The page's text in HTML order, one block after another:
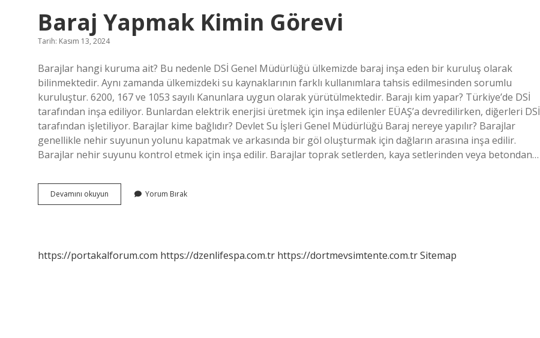
Baraj Yapmak Kimin Görevi
Tarih: Kasım 13, 2024
Barajlar hangi kuruma ait? Bu nedenle DSİ Genel Müdürlüğü ülkemizde baraj inşa eden bir kuruluş olarak
bilinmektedir. Aynı zamanda ülkemizdeki su kaynaklarının farklı kullanımlara tahsis edilmesinden sorumlu
kuruluştur. 6200, 167 ve 1053 sayılı Kanunlara uygun olarak yürütülmektedir. Barajı kim yapar? Türkiye’de DSİ
tarafından inşa ediliyor. Bunlardan elektrik enerjisi üretmek için inşa edilenler EÜAŞ’a devredilirken, diğerleri DSİ
tarafından işletiliyor. Barajlar kime bağlıdır? Devlet Su İşleri Genel Müdürlüğü Baraj nereye yapılır? Barajlar
genellikle nehir suyunun yolunu kapatmak ve arkasında bir göl oluşturmak için dağların arasına inşa edilir.
Barajlar nehir suyunu kontrol etmek için inşa edilir. Barajlar toprak setlerden, kaya setlerinden veya betondan…
Devamını okuyun
Yapmak
Yorum Bırak
https://portakalforum.com https://dzenlifespa.com.tr https://dortmevsimtente.com.trSitemap